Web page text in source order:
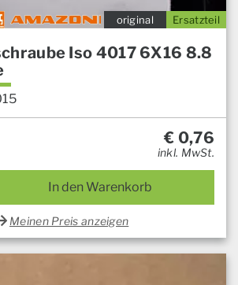
Ersatzteil
original
Iso 4017 6X16 8.8
€ 0,76
inkl. MwSt.
In den Warenkorb
Meinen Preis anzeigen